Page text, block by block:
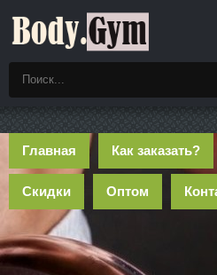
Главная Как заказать?
Скидки Оптом